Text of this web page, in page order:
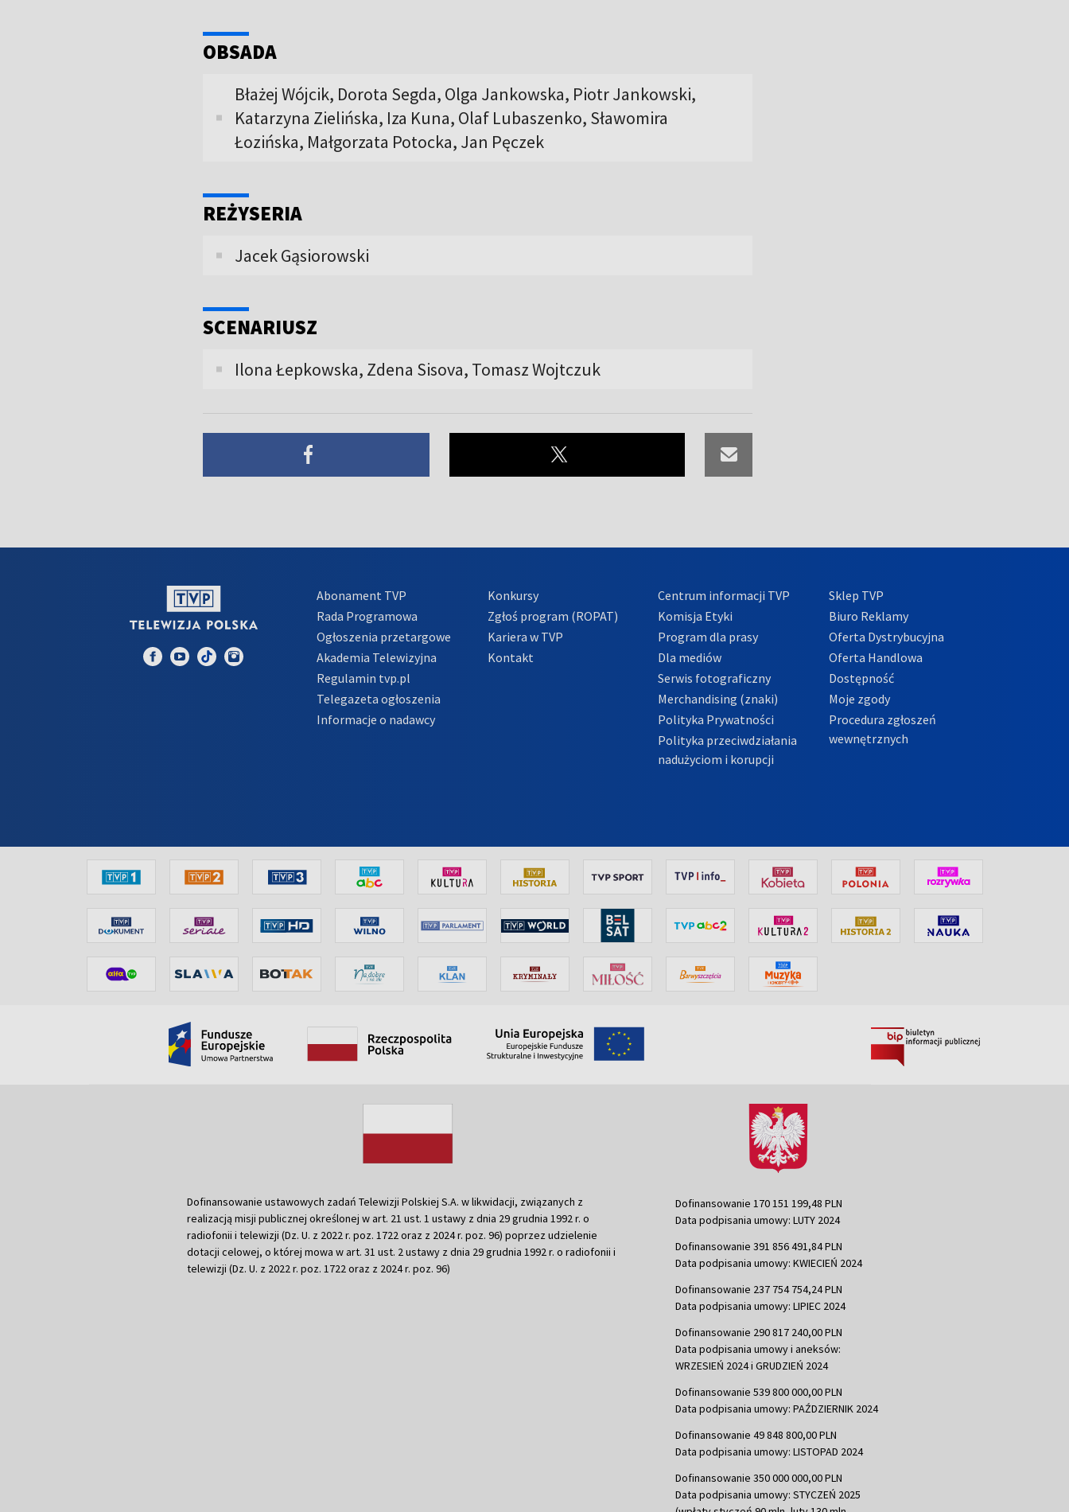
OBSADA
Błażej Wójcik, Dorota Segda, Olga Jankowska, Piotr Jankowski,
Katarzyna Zielińska, Iza Kuna, Olaf Lubaszenko, Sławomira
Łozińska, Małgorzata Potocka, Jan Pęczek
REŻYSERIA
Jacek Gąsiorowski
SCENARIUSZ
Ilona Łepkowska, Zdena Sisova, Tomasz Wojtczuk
Abonament TVP
Rada Programowa
Ogłoszenia przetargowe
Akademia Telewizyjna
Regulamin tvp.pl
Telegazeta ogłoszenia
Informacje o nadawcy
Konkursy
Zgłoś program (ROPAT)
Kariera w TVP
Kontakt
Centrum informacji TVP
Komisja Etyki
Program dla prasy
Dla mediów
Serwis fotograficzny
Merchandising (znaki)
Polityka Prywatności
Polityka przeciwdziałania
nadużyciom i korupcji
Sklep TVP
Biuro Reklamy
Oferta Dystrybucyjna
Oferta Handlowa
Dostępność
Moje zgody
Procedura zgłoszeń
wewnętrznych
Dofinansowanie ustawowych zadań Telewizji Polskiej S.A. w likwidacji, związanych z
realizacją misji publicznej określonej w art. 21 ust. 1 ustawy z dnia 29 grudnia 1992 r. o
radiofonii i telewizji (Dz. U. z 2022 r. poz. 1722 oraz z 2024 r. poz. 96) poprzez udzielenie
dotacji celowej, o której mowa w art. 31 ust. 2 ustawy z dnia 29 grudnia 1992 r. o radiofonii i
telewizji (Dz. U. z 2022 r. poz. 1722 oraz z 2024 r. poz. 96)
Dofinansowanie 170 151 199,48 PLN
Data podpisania umowy: LUTY 2024
Dofinansowanie 391 856 491,84 PLN
Data podpisania umowy: KWIECIEŃ 2024
Dofinansowanie 237 754 754,24 PLN
Data podpisania umowy: LIPIEC 2024
Dofinansowanie 290 817 240,00 PLN
Data podpisania umowy i aneksów:
WRZESIEŃ 2024 i GRUDZIEŃ 2024
Dofinansowanie 539 800 000,00 PLN
Data podpisania umowy: PAŹDZIERNIK 2024
Dofinansowanie 49 848 800,00 PLN
Data podpisania umowy: LISTOPAD 2024
Dofinansowanie 350 000 000,00 PLN
Data podpisania umowy: STYCZEŃ 2025